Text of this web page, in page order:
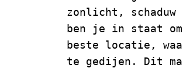
zonlicht,
ben je in staat
beste locatie,
te gedijen. Dit